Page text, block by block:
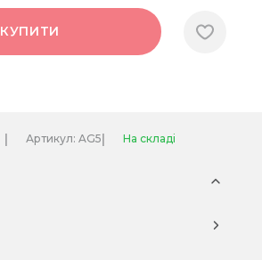
КУПИТИ
| Артикул: AG5| На складі